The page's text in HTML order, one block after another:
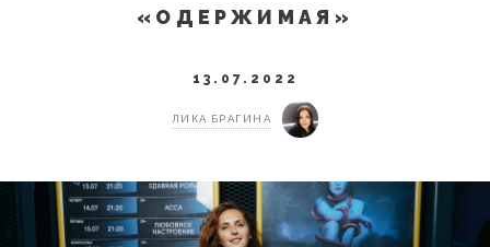
«ОДЕРЖИМАЯ»
13.07.2022
ЛИКА БРАГИНА